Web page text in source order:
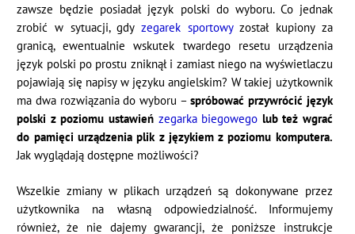
zawsze będzie posiadał język polski do wyboru. Co jednak
zrobić w sytuacji, gdy zegarek sportowyzostał kupiony za
granicą, ewentualnie wskutek twardego resetu urządzenia
język polski po prostu zniknął i zamiast niego na wyświetlaczu
pojawiają się napisy w języku angielskim? W takiej użytkownik
ma dwa rozwiązania do wyboru –spróbować przywrócić język
polski z poziomu ustawień zegarka biegowego lub też wgrać
do pamięci urządzenia plik z językiem z poziomu komputera.
Jak wyglądają dostępne możliwości?
Wszelkie zmiany w plikach urządzeń są dokonywane przez
użytkownika na własną odpowiedzialność. Informujemy
również, że nie dajemy gwarancji, że poniższe instrukcje